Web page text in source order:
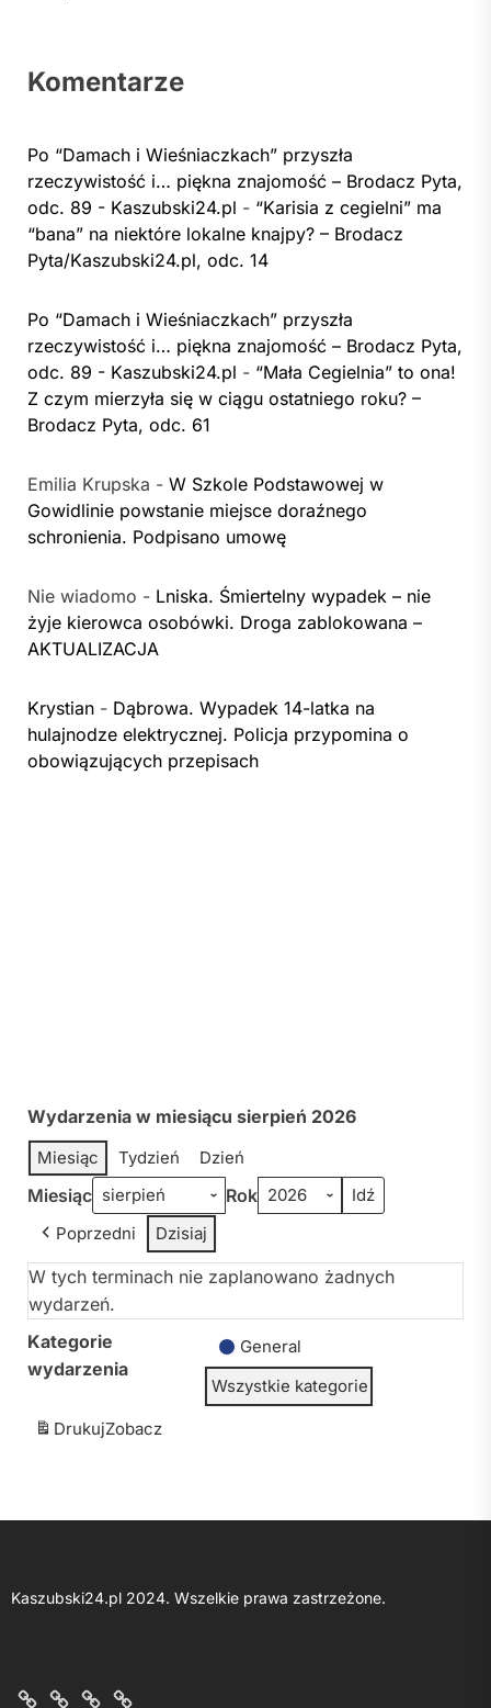
Komentarze
Po “Damach i Wieśniaczkach” przyszła
rzeczywistość i… piękna znajomość – Brodacz Pyta,
odc. 89 - Kaszubski24.pl - “Karisia z cegielni” ma
“bana” na niektóre lokalne knajpy? – Brodacz
Pyta/Kaszubski24.pl, odc. 14
Po “Damach i Wieśniaczkach” przyszła
rzeczywistość i… piękna znajomość – Brodacz Pyta,
odc. 89 - Kaszubski24.pl - “Mała Cegielnia” to ona!
Z czym mierzyła się w ciągu ostatniego roku? –
Brodacz Pyta, odc. 61
Emilia Krupska - W Szkole Podstawowej w
Gowidlinie powstanie miejsce doraźnego
schronienia. Podpisano umowę
Nie wiadomo - Lniska. Śmiertelny wypadek – nie
żyje kierowca osobówki. Droga zablokowana –
AKTUALIZACJA
Krystian - Dąbrowa. Wypadek 14-latka na
hulajnodze elektrycznej. Policja przypomina o
obowiązujących przepisach
Wydarzenia w miesiącu sierpień 2026
Miesiąc Tydzień Dzień
Miesiąc Rok
Poprzedni Dzisiaj
W tych terminach nie zaplanowano żadnych
wydarzeń.
Kategorie
wydarzenia
General
Wszystkie kategorie
DrukujZobacz
Kaszubski24.pl 2024. Wszelkie prawa zastrzeżone.
O
KontaktPolitykaRegulamin